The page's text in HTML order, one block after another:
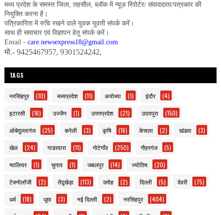
मध्य प्रदेश के समस्त जिला, तहसील, ब्लॉक में न्यूज़ रिपोर्टर/ संवाददाता/पत्रकार की
नियुक्ति करना है।
पत्रिकारिता में रुचि रखने वाले युवक युवती संपर्क करें।
साथ ही समाचार एवं विज्ञापन हेतु संपर्क करें।
Email - care.newsexpress18@gmail.com
मो.- 9425467957, 9301524242,
TAGS
नरसिंहपुर (10) मध्यप्रदेश (11) अयोध्या (1) इंदौर (4)
इटारसी (16) उज्जैन (1) उत्तरप्रदेश (21) उदयपुरा (150)
ओबेदुल्लागंज (25) करेली (3) कृषि (16) केसला (2) खंडवा (3)
खेल (24) गाडरवारा (11) गोटेगाँव (250) गौहरगंज (5)
ग्वालियर (1) चुनाव (1) जबलपुर (14) ज्योतिष (20)
टेक्नोलॉजी (2) तेंदूखेड़ा (113) दमोह (2) दिल्ली (5) देवरी (75)
धर्म (18) धूमा (3) नई दिल्ली (2) नरसिंहपुर (404)